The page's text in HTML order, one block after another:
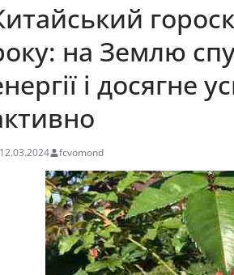
на Землю
і досягне
12.03.2024 fcvomond